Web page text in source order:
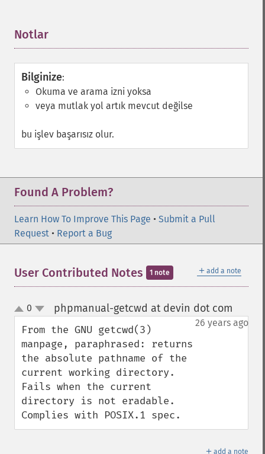
Notlar
Bilginize:
Okuma ve arama izni yoksa
veya mutlak yol artık mevcut değilse
bu işlev başarısız olur.
Found A Problem?
Learn How To Improve This Page • Submit a Pull
Request • Report a Bug
＋ add a note
User Contributed Notes 1 note
up
down
0 phpmanual-getcwd at devin dot com
26 years ago
From the GNU getcwd(3)
manpage, paraphrased: returns
the absolute pathname of the
current working directory.
Fails when the current
directory is not eradable.
Complies with POSIX.1 spec.
＋ add a note